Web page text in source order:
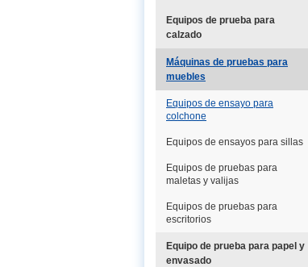
Equipos de prueba para
calzado
Máquinas de pruebas para
muebles
Equipos de ensayo para
colchone
Equipos de ensayos para sillas
Equipos de pruebas para
maletas y valijas
Equipos de pruebas para
escritorios
Equipo de prueba para papel y
envasado